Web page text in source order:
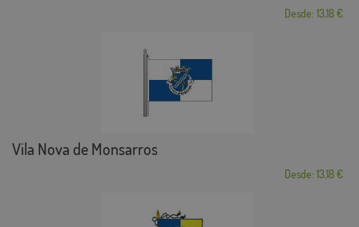
Desde: 13,18 €
Vila Nova de Monsarros
Desde: 13,18 €